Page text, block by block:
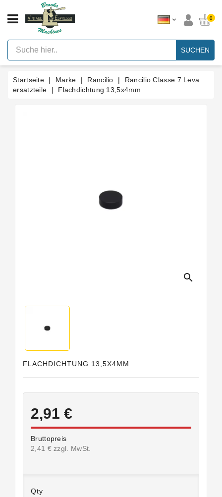
KATEGORIE
Vintage
Hebel
Espresso
Maschinen
Faema
E61
0
SUCHEN
Startseite Marke Rancilio
Rancilio Classe 7 Leva
ersatzteile
Flachdichtung 13,5x4mm
search
FLACHDICHTUNG 13,5X4MM
2,91 €
Bruttopreis
2,41 € zzgl. MwSt.
Qty